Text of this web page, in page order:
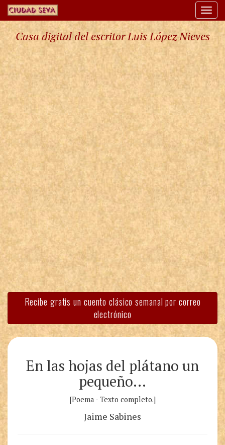
Casa digital del escritor Luis López Nieves
Recibe gratis un cuento clásico semanal por correo
electrónico
En las hojas del plátano un
pequeño…
[Poema - Texto completo.]
Jaime Sabines